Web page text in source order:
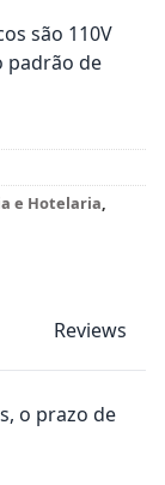
são 110V
padrão de
e Hotelaria,
Reviews
o prazo de